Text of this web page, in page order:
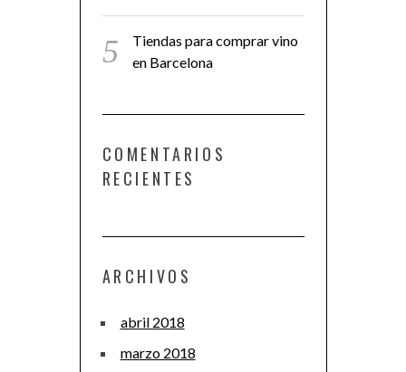
Tiendas para comprar vino
en Barcelona
COMENTARIOS
RECIENTES
ARCHIVOS
abril 2018
marzo 2018